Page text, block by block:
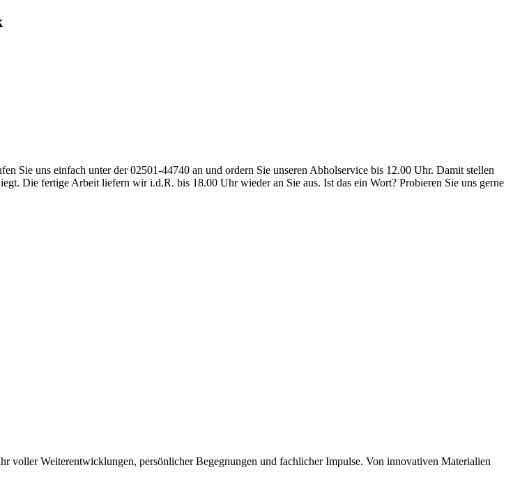
Sie uns einfach unter der 02501-44740 an und ordern Sie unseren Abholservice bis 12.00 Uhr. Damit stellen
Die fertige Arbeit liefern wir i.d.R. bis 18.00 Uhr wieder an Sie aus. Ist das ein Wort? Probieren Sie uns gerne
voller Weiterentwicklungen, persönlicher Begegnungen und fachlicher Impulse. Von innovativen Materialien